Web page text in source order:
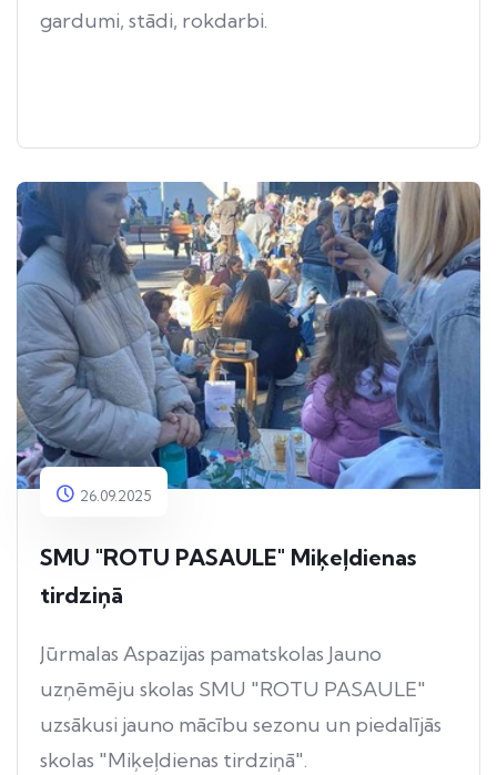
gardumi, stādi, rokdarbi.
26.09.2025
SMU "ROTU PASAULE" Miķeļdienas
tirdziņā
Jūrmalas Aspazijas pamatskolas Jauno
uzņēmēju skolas SMU "ROTU PASAULE"
uzsākusi jauno mācību sezonu un piedalījās
skolas "Miķeļdienas tirdziņā".